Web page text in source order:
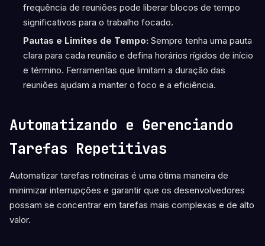
frequência de reuniões pode liberar blocos de tempo
significativos para o trabalho focado.
Pautas e Limites de Tempo:Sempre tenha uma pauta
clara para cada reunião e defina horários rígidos de início
e término. Ferramentas que limitam a duração das
reuniões ajudam a manter o foco e a eficiência.
Automatizando e Gerenciando
Tarefas Repetitivas
Automatizar tarefas rotineiras é uma ótima maneira de
minimizar interrupções e garantir que os desenvolvedores
possam se concentrar em tarefas mais complexas e de alto
valor.